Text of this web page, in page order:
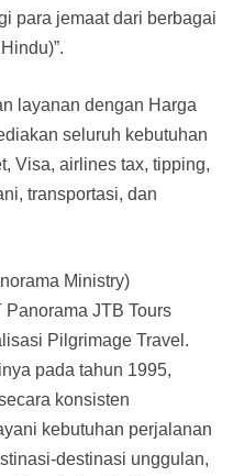
para jemaat dari berbagai
layanan dengan Harga
seluruh kebutuhan
Visa, airlines tax, tipping,
transportasi, dan
Ministry)
JTB Tours
Pilgrimage Travel.
pada tahun 1995,
konsisten
kebutuhan perjalanan
destinasi unggulan,